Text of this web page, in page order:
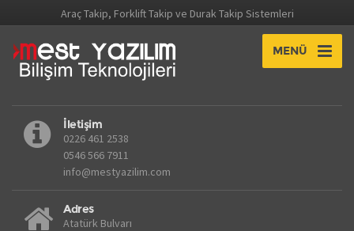
Araç Takip, Forklift Takip ve Durak Takip Sistemleri
MENÜ
İletişim
0226 461 2538
0546 566 7911
info@mestyazilim.com
Adres
Atatürk Bulvarı